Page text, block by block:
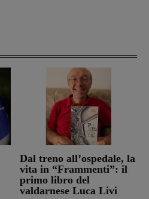
Dal treno all’ospedale, la
vita in “Frammenti”: il
primo libro del
valdarnese Luca Livi